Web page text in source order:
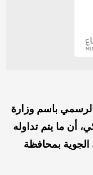
باسم وزارة
أن ما يتم تداوله
بمحافظة